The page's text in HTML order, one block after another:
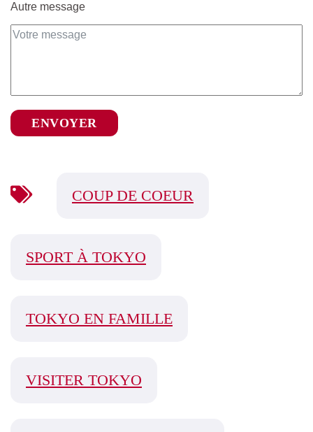
Autre message
ENVOYER
COUP DE COEUR
SPORT À TOKYO
TOKYO EN FAMILLE
VISITER TOKYO